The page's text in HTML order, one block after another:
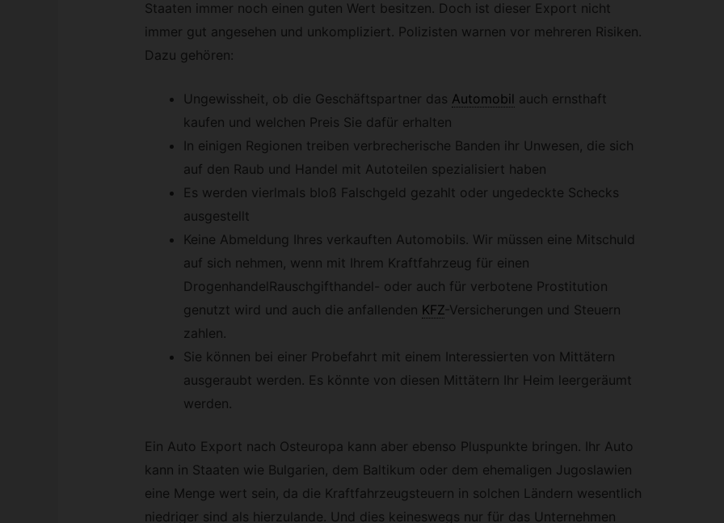
Staaten immer noch einen guten Wert besitzen. Doch ist dieser Export nicht
immer gut angesehen und unkompliziert. Polizisten warnen vor mehreren Risiken.
Dazu gehören:
Ungewissheit, ob die Geschäftspartner das Automobil auch ernsthaft
kaufen und welchen Preis Sie dafür erhalten
In einigen Regionen treiben verbrecherische Banden ihr Unwesen, die sich
auf den Raub und Handel mit Autoteilen spezialisiert haben
Es werden vierlmals bloß Falschgeld gezahlt oder ungedeckte Schecks
ausgestellt
Keine Abmeldung Ihres verkauften Automobils. Wir müssen eine Mitschuld
auf sich nehmen, wenn mit Ihrem Kraftfahrzeug für einen
DrogenhandelRauschgifthandel- oder auch für verbotene Prostitution
genutzt wird und auch die anfallenden KFZ-Versicherungen und Steuern
zahlen.
Sie können bei einer Probefahrt mit einem Interessierten von Mittätern
ausgeraubt werden. Es könnte von diesen Mittätern Ihr Heim leergeräumt
werden.
Ein Auto Export nach Osteuropa kann aber ebenso Pluspunkte bringen. Ihr Auto
kann in Staaten wie Bulgarien, dem Baltikum oder dem ehemaligen Jugoslawien
eine Menge wert sein, da die Kraftfahrzeugsteuern in solchen Ländern wesentlich
niedriger sind als hierzulande. Und dies keineswegs nur für das Unternehmen